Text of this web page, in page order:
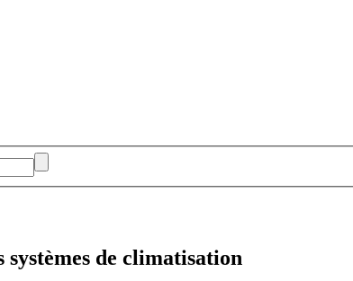
systèmes de climatisation